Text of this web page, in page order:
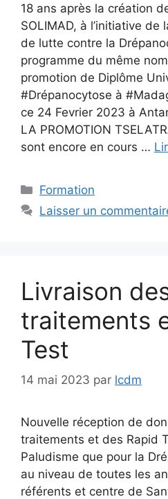
18 ans après la création
SOLIMAD, à l’initiative de
de lutte contre la
programme du même
promotion de Diplôme
#Drépanocytose à
ce 24 Fevrier 2023 à
LA PROMOTION
sont encore en cours …
Catégories
Formation
Laisser un
Livraison
traitements
Test
14 mai 2023 par lcdm
Nouvelle réception de
traitements et des Rapid
Paludisme que pour la
au niveau de toutes les
référents et centre de